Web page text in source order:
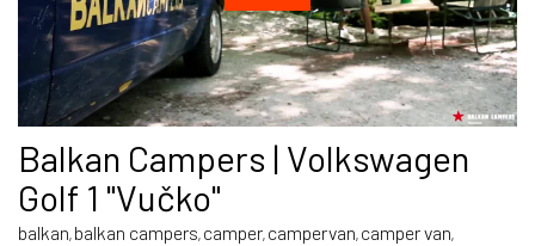
Balkan Campers | Volkswagen
Golf 1 "Vučko"
balkan, balkan campers, camper, campervan, camper van,